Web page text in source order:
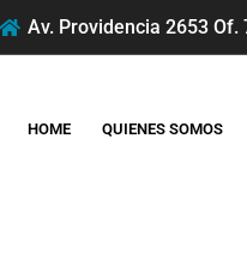
Av. Providencia 2653 Of.
HOME QUIENES SOMOS